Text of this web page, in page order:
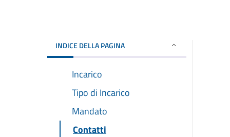
INDICE DELLA PAGINA
Incarico
Tipo di Incarico
Mandato
Contatti